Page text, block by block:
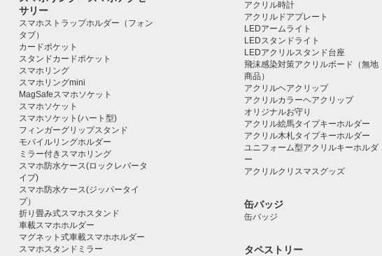
サリー
スマホストラップホルダー（フォン
タブ）
カードポケット
スタンドカードポケット
スマホリング
スマホリングmini
MagSafeスマホソケット
スマホソケット
スマホソケット(ハート型)
フィンガーグリップスタンド
モバイルリングホルダー
ミラー付きスマホリング
スマホ防水ケース(ロックレバータ
イプ)
スマホ防水ケース(ジッパータイ
プ）
折り畳み式スマホスタンド
車載スマホホルダー
マグネット式車載スマホホルダー
スマホスタンドミラー
アクリル時計
アクリルドアプレート
LEDアームライト
LEDスタンドライト
LEDアクリルスタンド台座
飛沫感染対策アクリルボード（無地
商品）
アクリルヘアクリップ
アクリルカラーヘアクリップ
オリジナルお守り
アクリル絵馬タイプキーホルダー
アクリル木札タイプキーホルダー
ユニフォーム型アクリルキーホルダ
ー
アクリルクリスマスグッズ
缶バッジ
缶バッジ
タペストリー